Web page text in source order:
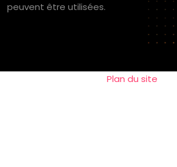
peuvent être utilisées.
Plan du site